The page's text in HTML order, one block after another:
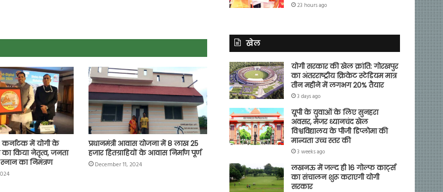
में योगी के
का किया नेतृत्व, जनता
स्नान का निमंत्रण
प्रधानमंत्री आवास योजना में 8 लाख 25
हजार हितग्राहियों के आवास निर्माण पूर्ण
December 11, 2024
23 hours ago
खेल
योगी सरकार की खेल क्रांति: गोरखपुर
का अंतरराष्ट्रीय क्रिकेट स्टेडियम मात्र
तीन महीने में लगभग 20% तैयार
3 days ago
यूपी के युवाओं के लिए सुनहरा
अवसर, मेजर ध्यानचंद खेल
विश्वविद्यालय के पीजी डिप्लोमा की
मान्यता उच्च स्तर की
3 weeks ago
लखनऊ में जल्द ही 16 गोल्फ कार्ट्स
का संचालन शुरू कराएगी योगी
सरकार